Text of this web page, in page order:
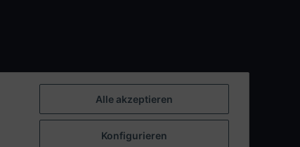
Alle akzeptieren
Konfigurieren